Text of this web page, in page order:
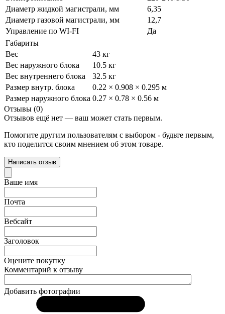
Диаметр жидкой магистрали, мм
6,35
Диаметр газовой магистрали, мм
12,7
Управление по WI-FI
Да
Габариты
Вес
43 кг
Вес наружного блока
10.5 кг
Вес внутреннего блока
32.5 кг
Размер внутр. блока
0.22 × 0.908 × 0.295 м
Размер наружного блока 0.27 × 0.78 × 0.56 м
Отзывы (0)
Отзывов ещё нет — ваш может стать первым.
Помогите другим пользователям с выбором - будьте первым,
кто поделится своим мнением об этом товаре.
Написать отзыв
Ваше имя
Почта
Вебсайт
Заголовок
Оцените покупку
Комментарий к отзыву
Добавить фотографии